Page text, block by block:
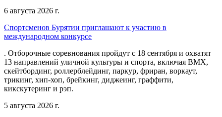
6 августа 2026 г.
Спортсменов Бурятии приглашают к участию в
международном конкурсе
. Отборочные соревнования пройдут с 18 сентября и охватят
13 направлений уличной культуры и спорта, включая BMX,
скейтбординг, роллерблейдинг, паркур, фриран, воркаут,
трикинг, хип-хоп, брейкинг, диджеинг, граффити,
кикскутеринг и рэп.
5 августа 2026 г.